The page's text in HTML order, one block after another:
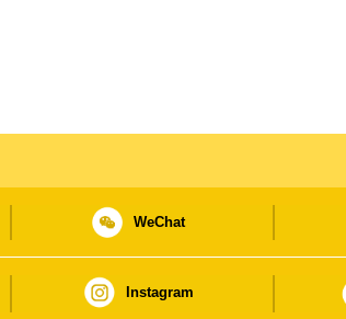
WeChat
Instagram